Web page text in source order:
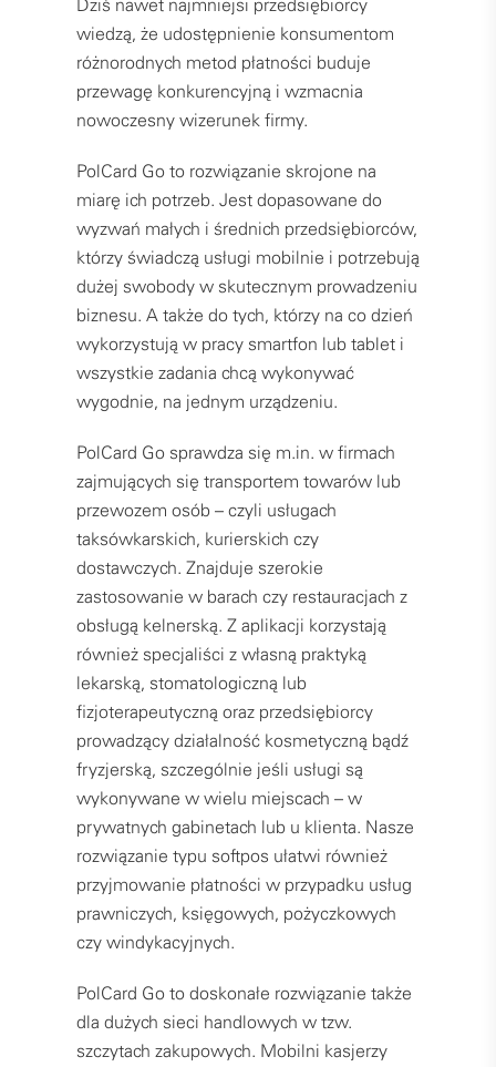
Dziś nawet najmniejsi przedsiębiorcy
wiedzą, że udostępnienie konsumentom
różnorodnych metod płatności buduje
przewagę konkurencyjną i wzmacnia
nowoczesny wizerunek firmy.
PolCard Go to rozwiązanie skrojone na
miarę ich potrzeb. Jest dopasowane do
wyzwań małych i średnich przedsiębiorców,
którzy świadczą usługi mobilnie i potrzebują
dużej swobody w skutecznym prowadzeniu
biznesu. A także do tych, którzy na co dzień
wykorzystują w pracy smartfon lub tablet i
wszystkie zadania chcą wykonywać
wygodnie, na jednym urządzeniu.
PolCard Go sprawdza się m.in. w firmach
zajmujących się transportem towarów lub
przewozem osób – czyli usługach
taksówkarskich, kurierskich czy
dostawczych. Znajduje szerokie
zastosowanie w barach czy restauracjach z
obsługą kelnerską. Z aplikacji korzystają
również specjaliści z własną praktyką
lekarską, stomatologiczną lub
fizjoterapeutyczną oraz przedsiębiorcy
prowadzący działalność kosmetyczną bądź
fryzjerską, szczególnie jeśli usługi są
wykonywane w wielu miejscach – w
prywatnych gabinetach lub u klienta. Nasze
rozwiązanie typu softpos ułatwi również
przyjmowanie płatności w przypadku usług
prawniczych, księgowych, pożyczkowych
czy windykacyjnych.
PolCard Go to doskonałe rozwiązanie także
dla dużych sieci handlowych w tzw.
szczytach zakupowych. Mobilni kasjerzy